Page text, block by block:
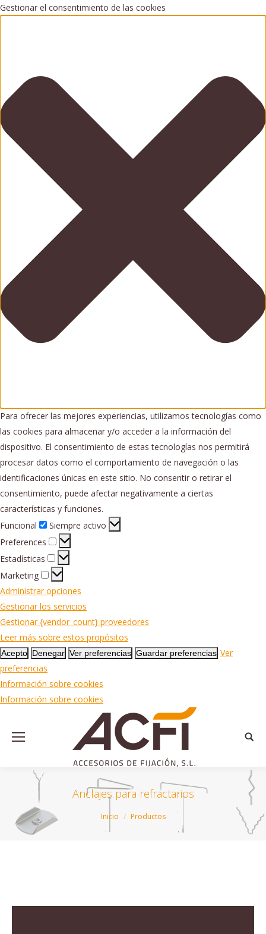
Gestionar el consentimiento de las cookies
Para ofrecer las mejores experiencias, utilizamos tecnologías como
las cookies para almacenar y/o acceder a la información del
dispositivo. El consentimiento de estas tecnologías nos permitirá
procesar datos como el comportamiento de navegación o las
identificaciones únicas en este sitio. No consentir o retirar el
consentimiento, puede afectar negativamente a ciertas
características y funciones.
Funcional
Funcional
Siempre activo
Preferences
Preferences
Estadísticas
Estadísticas
Marketing
Marketing
Administrar opciones
Gestionar los servicios
Gestionar {vendor_count} proveedores
Leer más sobre estos propósitos
Acepto Denegar Ver preferencias Guardar preferencias Ver
preferencias
Información sobre cookies
Información sobre cookies
Anclajes para refractarios
Estás aquí: Inicio Productos